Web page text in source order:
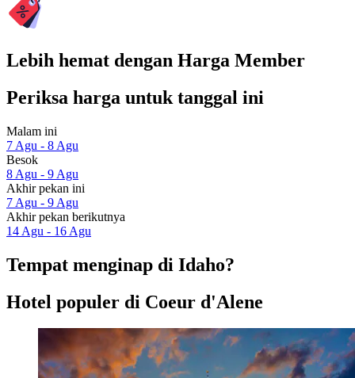
Lebih hemat dengan Harga Member
Periksa harga untuk tanggal ini
Malam ini
7 Agu - 8 Agu
Besok
8 Agu - 9 Agu
Akhir pekan ini
7 Agu - 9 Agu
Akhir pekan berikutnya
14 Agu - 16 Agu
Tempat menginap di Idaho?
Hotel populer di Coeur d'Alene